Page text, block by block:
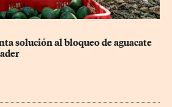
solución al bloqueo de aguacate